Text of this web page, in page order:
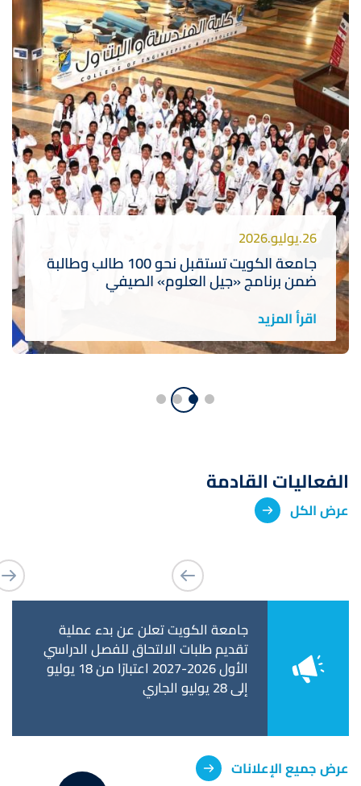
26.يوليو.2026
جامعة الكويت تستقبل نحو 100 طالب وطالبة
ضمن برنامج «جيل العلوم» الصيفي
اقرأ المزيد
الفعاليات القادمة
عرض الكل
وكلية
إلى كلية
جامعة الكويت تعلن عن بدء عملية
تقديم طلبات الالتحاق للفصل الدراسي
الأول 2026-2027 اعتبارًا من 18 يوليو
إلى 28 يوليو الجاري
عرض جميع الإعلانات